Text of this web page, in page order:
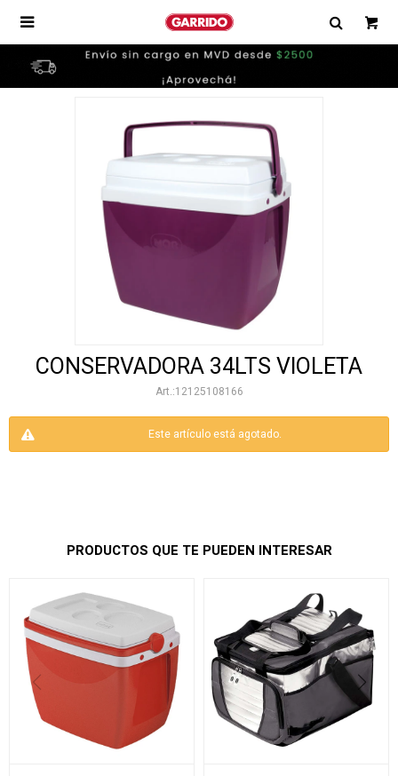

CONSERVADORA 34LTS VIOLETA
12125108166
Este artículo está agotado.
PRODUCTOS QUE TE PUEDEN INTERESAR